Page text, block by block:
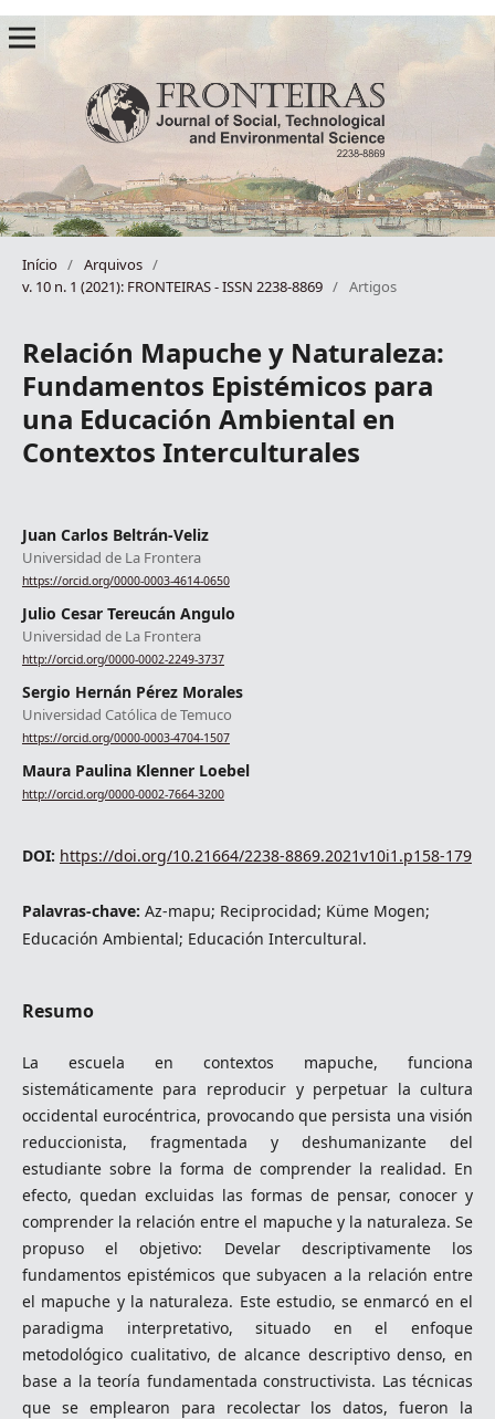
Início / Arquivos /
v. 10 n. 1 (2021): FRONTEIRAS - ISSN 2238-8869 / Artigos
Relación Mapuche y Naturaleza:
Fundamentos Epistémicos para
una Educación Ambiental en
Contextos Interculturales
Juan Carlos Beltrán-Veliz
Universidad de La Frontera
https://orcid.org/0000-0003-4614-0650
Julio Cesar Tereucán Angulo
Universidad de La Frontera
http://orcid.org/0000-0002-2249-3737
Sergio Hernán Pérez Morales
Universidad Católica de Temuco
https://orcid.org/0000-0003-4704-1507
Maura Paulina Klenner Loebel
http://orcid.org/0000-0002-7664-3200
DOI: https://doi.org/10.21664/2238-8869.2021v10i1.p158-179
Palavras-chave: Az-mapu; Reciprocidad; Küme Mogen;
Educación Ambiental; Educación Intercultural.
Resumo
La escuela en contextos mapuche, funciona
sistemáticamente para reproducir y perpetuar la cultura
occidental eurocéntrica, provocando que persista una visión
reduccionista, fragmentada y deshumanizante del
estudiante sobre la forma de comprender la realidad. En
efecto, quedan excluidas las formas de pensar, conocer y
comprender la relación entre el mapuche y la naturaleza. Se
propuso el objetivo: Develar descriptivamente los
fundamentos epistémicos que subyacen a la relación entre
el mapuche y la naturaleza. Este estudio, se enmarcó en el
paradigma interpretativo, situado en el enfoque
metodológico cualitativo, de alcance descriptivo denso, en
base a la teoría fundamentada constructivista. Las técnicas
que se emplearon para recolectar los datos, fueron la